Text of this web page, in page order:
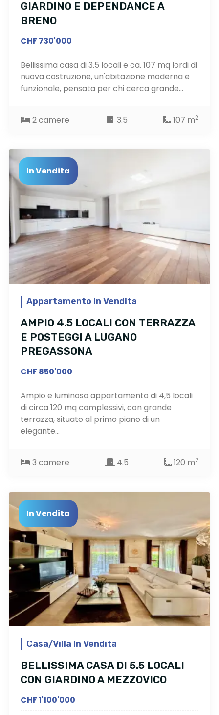
GIARDINO E DEPENDANCE A
BRENO
CHF 730'000
Bellissima casa di 3.5 locali e ca. 107 mq lordi di
nuova costruzione, un'abitazione moderna e
funzionale, pensata per chi cerca grande...
2 camere 3.5 107 m2
In Vendita
Appartamento In Vendita
AMPIO 4.5 LOCALI CON TERRAZZA
E POSTEGGI A LUGANO
PREGASSONA
CHF 850'000
Ampio e luminoso appartamento di 4,5 locali
di circa 120 mq complessivi, con grande
terrazza, situato al primo piano di un
elegante...
3 camere 4.5 120 m2
In Vendita
Casa/Villa In Vendita
BELLISSIMA CASA DI 5.5 LOCALI
CON GIARDINO A MEZZOVICO
CHF 1'100'000